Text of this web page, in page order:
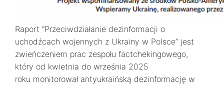
Raport “Przeciwdziałanie dezinformacji o
uchodźcach wojennych z Ukrainy w Polsce” jest
zwieńczeniem prac zespołu factchekingowego,
który od kwietnia do września 2025
roku monitorował antyukraińską dezinformację w